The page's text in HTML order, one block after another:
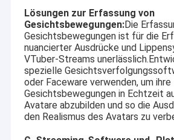
Nachrichten
Alle Fälle
Referenzen
Soem-Kamera-Module
Lösungen zur Erfassung von
Gesichtsbewegungen:Die
Gesichtsbewegungen ist für die
nuancierter Ausdrücke und
VTuber-Streams
spezielle
oder Faceware verwenden, um ihre
Gesichtsbewegungen in Echtzeit
Avatare abzubilden und so die
den Realismus des Avatars zu
Lösung für Sie finden.